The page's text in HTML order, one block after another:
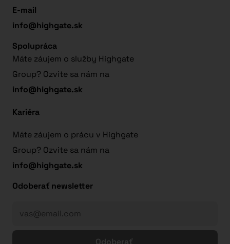
E-mail
info@highgate.sk
Spolupráca
Máte záujem o služby Highgate
Group? Ozvite sa nám na
info@highgate.sk
Kariéra
Máte záujem o prácu v Highgate
Group? Ozvite sa nám na
info@highgate.sk
Odoberať newsletter
Odoberať